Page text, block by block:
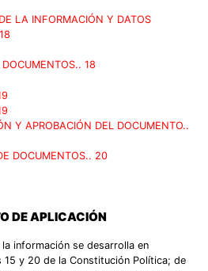
LA INFORMACIÓN Y DATOS
18
Y APROBACIÓN DEL DOCUMENTO..
DOCUMENTOS.. 20
DE APLICACIÓN
información se desarrolla en
y 20 de la Constitución Política; de